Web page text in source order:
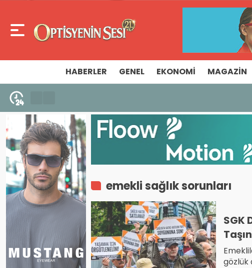
HABERLER GENEL EKONOMI MAGAZIN
700 Yıllık Gözlük Tarihini Sergileyen Müze
emekli sağlık sorunları
SGK
gözlük